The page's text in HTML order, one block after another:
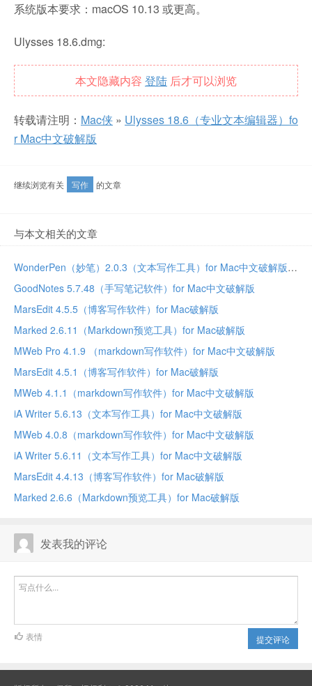
系统版本要求：macOS 10.13 或更高。
Ulysses 18.6.dmg:
本文隐藏内容 登陆 后才可以浏览
转载请注明： Mac侠 » Ulysses 18.6（专业文本编辑器）fo
r Mac中文破解版
继续浏览有关 写作 的文章
与本文相关的文章
WonderPen（妙笔）2.0.3（文本写作工具）for Mac中文破解版
GoodNotes 5.7.48（手写笔记软件）for Mac中文破解版
MarsEdit 4.5.5（博客写作软件）for Mac破解版
Marked 2.6.11（Markdown预览工具）for Mac破解版
MWeb Pro 4.1.9 （markdown写作软件）for Mac中文破解版
MarsEdit 4.5.1（博客写作软件）for Mac破解版
MWeb 4.1.1（markdown写作软件）for Mac中文破解版
iA Writer 5.6.13（文本写作工具）for Mac中文破解版
MWeb 4.0.8（markdown写作软件）for Mac中文破解版
iA Writer 5.6.11（文本写作工具）for Mac中文破解版
MarsEdit 4.4.13（博客写作软件）for Mac破解版
Marked 2.6.6（Markdown预览工具）for Mac破解版
发表我的评论
提交评论
表情